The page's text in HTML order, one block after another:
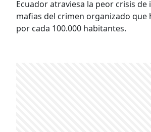
Ecuador atraviesa la peor crisis
mafias del crimen organizado que
por cada 100.000 habitantes.